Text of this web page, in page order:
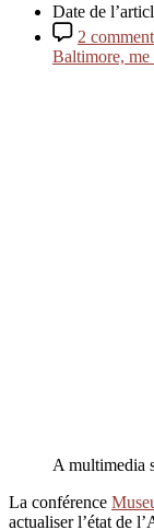
Date de
2
Baltimore,
A multimedia
La conférence
actualiser l’état de